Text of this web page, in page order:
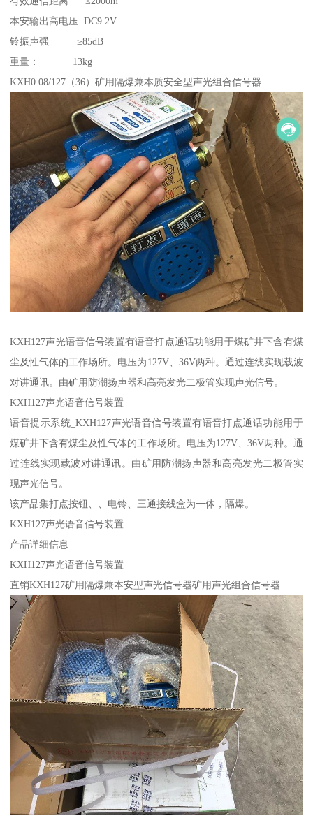
本安输出高电压 DC9.2V
铃振声强 ≥85dB
重量： 13kg
KXH0.08/127（36）矿用隔爆兼本质安全型声光组合信号器
KXH127声光语音信号装置有语音打点通话功能用于煤矿井下含有煤
尘及性气体的工作场所。电压为127V、36V两种。通过连线实现载波
对讲通讯。由矿用防潮扬声器和高亮发光二极管实现声光信号。
KXH127声光语音信号装置
语音提示系统_KXH127声光语音信号装置有语音打点通话功能用于
煤矿井下含有煤尘及性气体的工作场所。电压为127V、36V两种。通
过连线实现载波对讲通讯。由矿用防潮扬声器和高亮发光二极管实
现声光信号。
该产品集打点按钮、、电铃、三通接线盒为一体，隔爆。
KXH127声光语音信号装置
产品详细信息
KXH127声光语音信号装置
直销KXH127矿用隔爆兼本安型声光信号器矿用声光组合信号器